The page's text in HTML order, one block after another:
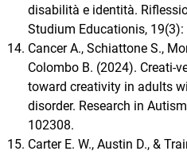
disabilità e identità.
Studium Educationis, 19(3):
Cancer A., Schiattone S.,
Colombo B. (2024). Creati-
toward creativity in adults
disorder. Research in
102308.
Carter E. W., Austin D., &